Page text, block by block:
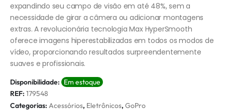
expandindo seu campo de visão em até 48%, sem a
necessidade de girar a câmera ou adicionar montagens
extras. A revolucionária tecnologia Max HyperSmooth
oferece imagens hiperestabilizadas em todos os modos de
vídeo, proporcionando resultados surpreendentemente
suaves e profissionais.
Disponibilidade: Em estoque
REF: 179548
Categorias: Acessórios, Eletrônicos,GoPro